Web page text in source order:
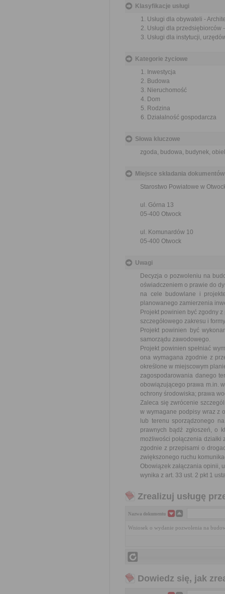
Klasyfikacje usługi
Usługi dla obywateli -
Usługi dla
Usługi dla instytucji,
Kategorie życiowe
Inwestycja
Budowa
Nieruchomość
Dom
Rodzina
Działalność gospodarcza
Słowa kluczowe
zgoda, budowa, budynek,
Miejsce składania dokumentów
Starostwo Powiatowe w
ul. Górna 13
05-400 Otwock
ul. Komunardów 10
05-400 Otwock
Uwagi
Decyzja o pozwoleniu na
oświadczeniem o prawie do
na cele budowlane i
planowanego zamierzenia
Projekt powinien być zgodny
szczegółowego zakresu i
Projekt powinien być
samorządu zawodowego.
Projekt powinien spełniać
ona wymagana zgodnie z
określone w miejscowym
zagospodarowania danego
obowiązującego prawa m.in.
ochrony środowiska; prawa
Zaleca się zwrócenie
w wymagane podpisy wraz z
lub terenu sporządzonego
prawnych bądź zgłoszeń, o
możliwości połączenia
zgodnie z przepisami o
zwiększonego ruchu
Obowiązek załączania opinii,
wynika z art. 33 ust. 2 pkt 1
Zrealizuj usługę
Nazwa dokumentu
Wniosek o wydanie pozwolenia na
Dowiedz się, jak